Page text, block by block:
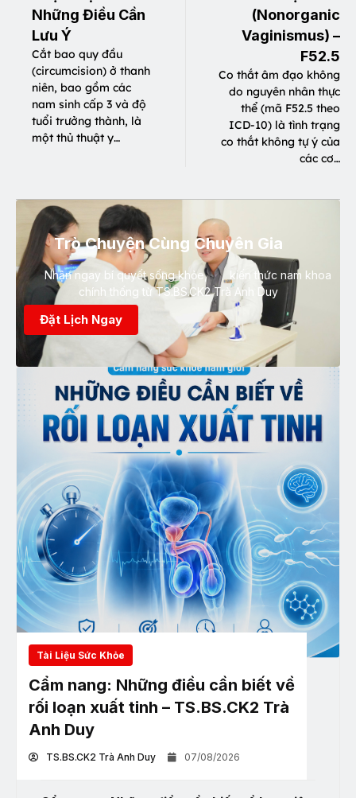
Những Điều Cần
Lưu Ý
Cắt bao quy đầu
(circumcision) ở thanh
niên, bao gồm các
nam sinh cấp 3 và độ
tuổi trưởng thành, là
một thủ thuật y…
(Nonorganic
Vaginismus) –
F52.5
Co thắt âm đạo không
do nguyên nhân thực
thể (mã F52.5 theo
ICD-10) là tình trạng
co thắt không tự ý của
các cơ…
Trò Chuyện Cùng Chuyên Gia
Nhận ngay bí quyết sống khỏe, kiến thức nam khoa
chính thống từ TS.BS.CK2 Trà Anh Duy
Đặt Lịch Ngay
Tài Liệu Sức Khỏe
Cẩm nang: Những điều cần biết về
rối loạn xuất tinh – TS.BS.CK2 Trà
Anh Duy
TS.BS.CK2 Trà Anh Duy 07/08/2026